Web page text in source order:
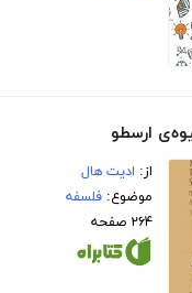
ارسطو
از: ادیت هال
موضوع:فلسفه
۲۶۴ صفحه